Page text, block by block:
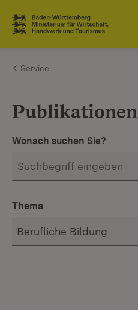
Zum Inhalt springen
Link zur Startseite
Service
Publikationen
Wonach suchen Sie?
Thema